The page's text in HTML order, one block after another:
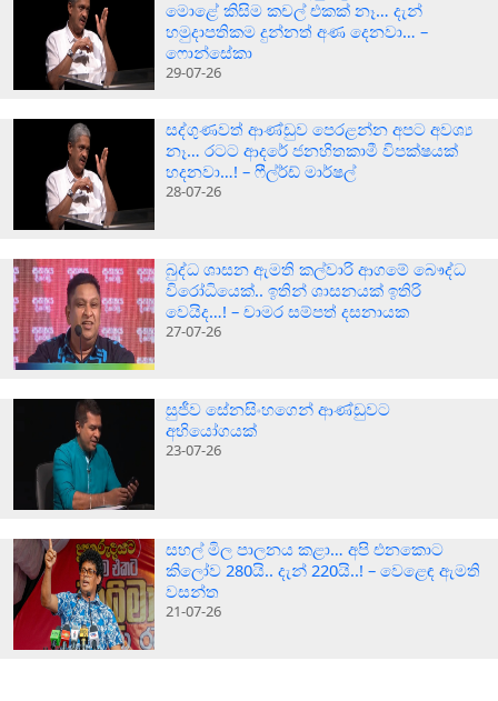
මොළේ කිසිම කචල් එකක් නෑ… දැන්
හමුදාපතිකම දුන්නත් අණ දෙනවා… –
ෆොන්සේකා
29-07-26
සද්ගුණවත් ආණ්ඩුව පෙරළන්න අපට අවශ්‍ය
නෑ… රටට ආදරේ ජනහිතකාමී විපක්ෂයක්
හදනවා…! – ෆීල්ර්ඩ් මාර්ෂල්
28-07-26
බුද්ධ ශාසන ඇමති කල්වාරි ආගමේ බෞද්ධ
විරෝධියෙක්.. ඉතින් ශාසනයක් ඉතිරි
වෙයිද…! – චාමර සම්පත් දසනායක
27-07-26
සුජීව සේනසිංහගෙන් ආණ්ඩුවට
අභියෝගයක්
23-07-26
සහල් මිල පාලනය කළා… අපි එනකොට
කිලෝව 280යි.. දැන් 220යි..! – වෙළෙඳ ඇමති
වසන්ත
21-07-26